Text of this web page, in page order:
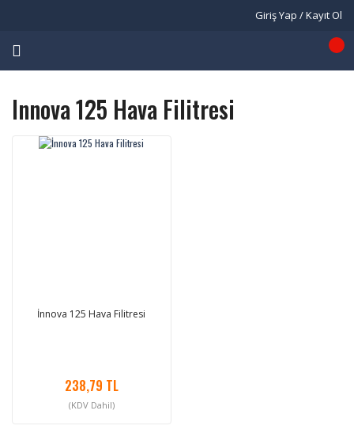
Giriş Yap / Kayıt Ol
Innova 125 Hava Filitresi
İnnova 125 Hava Filitresi
238,79 TL
(KDV Dahil)